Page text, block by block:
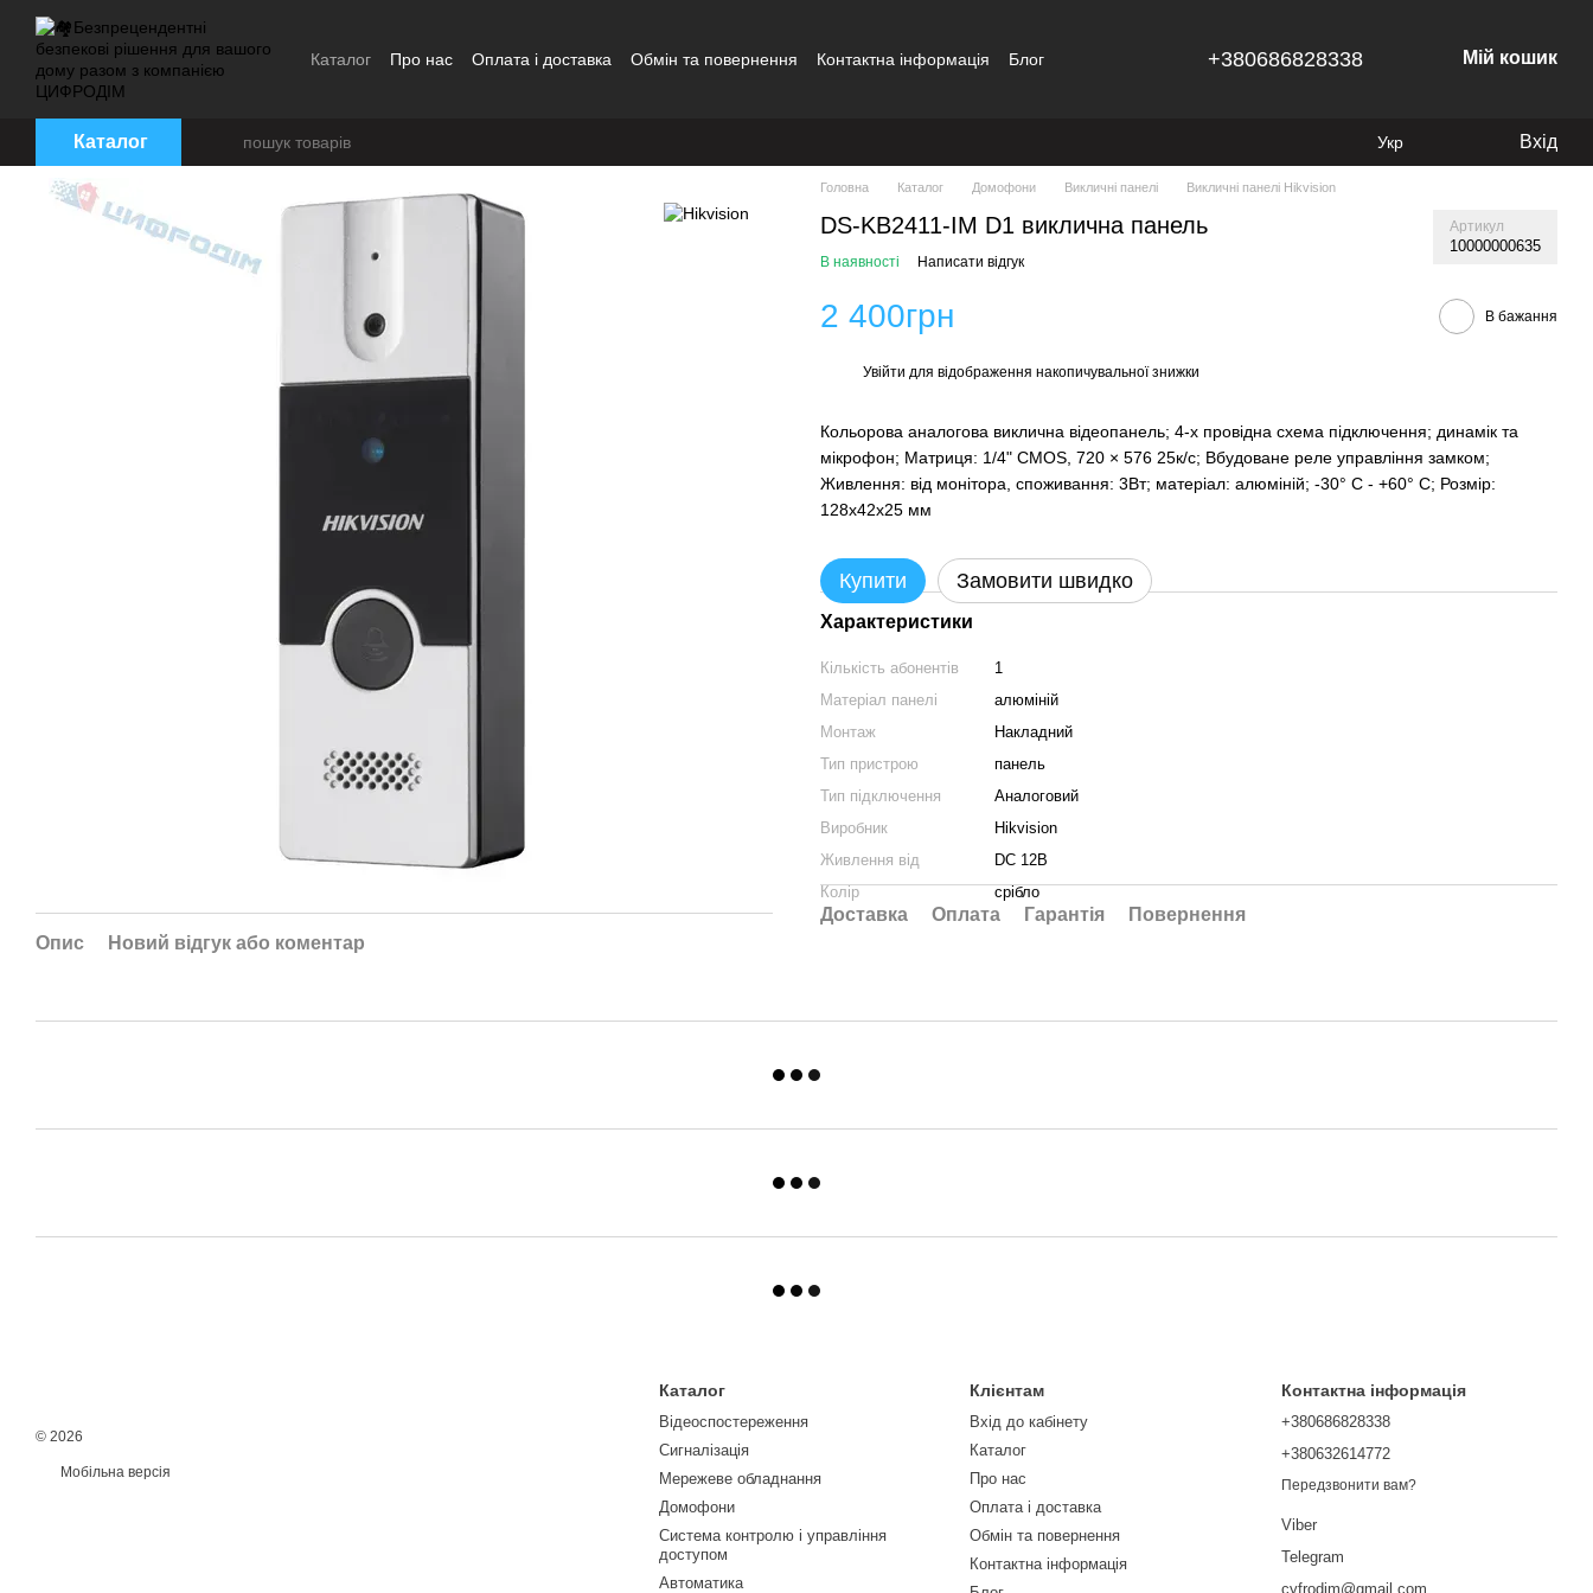
Перейти до основного контенту
Каталог Про нас Оплата і доставка Обмін та повернення Контактна інформація
Блог
+380686828338 Мій кошик
Каталог Укр Вхід
Опис Новий відгук або коментар
Головна Каталог Домофони Викличні панелі Викличні панелі Hikvision
DS-KB2411-IM D1 виклична панель Артикул
10000000635
В наявності Написати відгук
2 400грн В бажання
Увійти для відображення накопичувальної знижки
Кольорова аналогова виклична відеопанель; 4-х провідна схема підключення; динамік та
мікрофон; Матриця: 1/4" CMOS, 720 × 576 25к/с; Вбудоване реле управління замком;
Живлення: від монітора, споживання: 3Вт; матеріал: алюміній; -30° C - +60° C; Розмір:
128x42x25 мм
Купити Замовити швидко
Характеристики
Кількість абонентів
1
Матеріал панелі
алюміній
Монтаж
Накладний
Тип пристрою
панель
Тип підключення
Аналоговий
Виробник
Hikvision
Живлення від
DC 12В
Колір
срібло
Доставка Оплата Гарантія Повернення
© 2026
Мобільна версія
Каталог
Відеоспостереження
Сигналізація
Мережеве обладнання
Домофони
Система контролю і управління
доступом
Автоматика
Клієнтам
Вхід до кабінету
Каталог
Про нас
Оплата і доставка
Обмін та повернення
Контактна інформація
Контактна інформація
+380686828338
+380632614772
Передзвонити вам?
Viber
Telegram
cyfrodim@gmail.com